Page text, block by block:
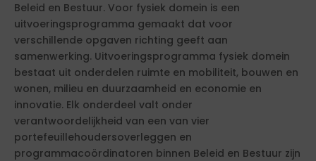
Beleid en Bestuur. Voor fysiek domein is een
uitvoeringsprogramma gemaakt dat voor
verschillende opgaven richting geeft aan
samenwerking. Uitvoeringsprogramma fysiek domein
bestaat uit onderdelen ruimte en mobiliteit, bouwen en
wonen, milieu en duurzaamheid en economie en
innovatie. Elk onderdeel valt onder
verantwoordelijkheid van een van vier
portefeuillehoudersoverleggen en
programmacoördinatoren binnen Beleid en Bestuur zijn